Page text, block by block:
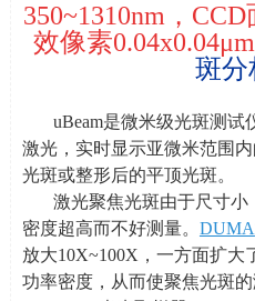
350~1310nm， CCD
效像素0.04x0.04μm
斑分
uBeam是微米级光斑测
激光，实时显示亚微米范围
光斑或整形后的平顶光斑。
激光聚焦光斑由于尺寸
密度超高而不好测量。 DUMA
放大10X~100X ，一方面扩大
功率密度，从而使聚焦光斑